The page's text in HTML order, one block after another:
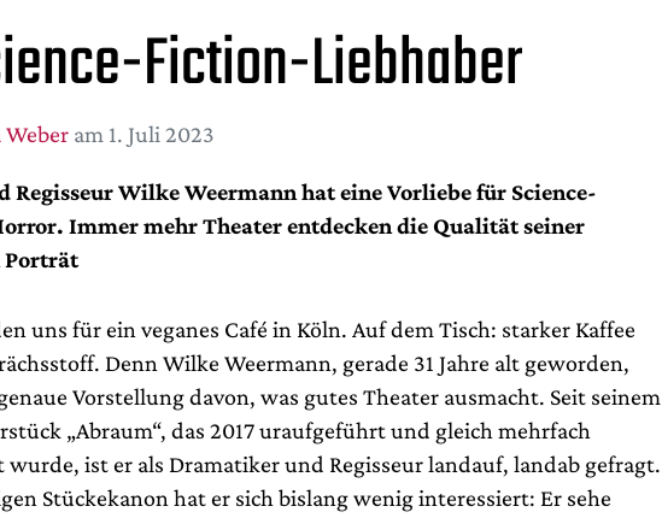
Fiction-Liebhaber
am 1. Juli 2023
Regisseur Wilke Weermann hat eine Vorliebe für Science-
Immer mehr Theater entdecken die Qualität seiner
Porträt
uns für ein veganes Café in Köln. Auf dem Tisch: starker Kaffee
Denn Wilke Weermann, gerade 31 Jahre alt geworden,
Vorstellung davon, was gutes Theater ausmacht. Seit seinem
„Abraum“, das 2017 uraufgeführt und gleich mehrfach
wurde, ist er als Dramatiker und Regisseur landauf, landab gefragt.
Stückekanon hat er sich bislang wenig interessiert: Er sehe